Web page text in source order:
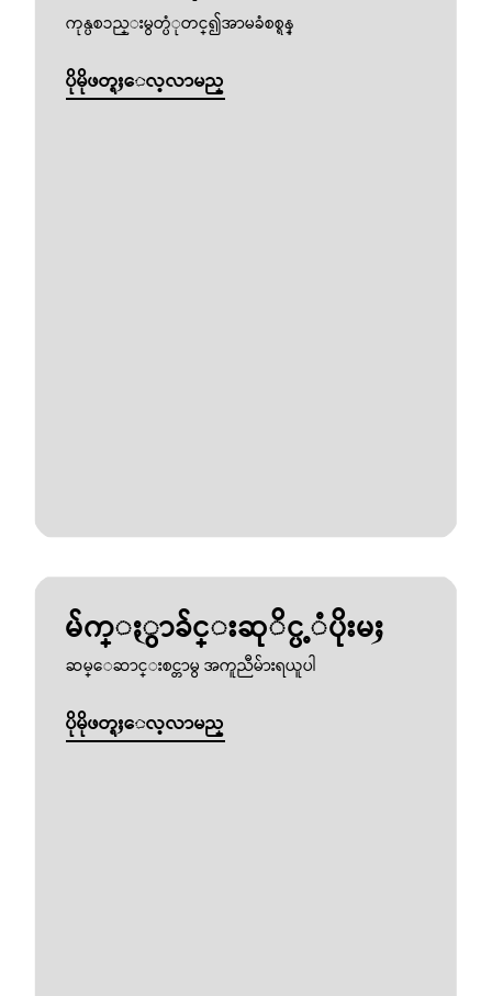
ကုန္ပစၥည္းမွတ္ပံုတင္၍အာမခံစစ္ရန္
ပိုမိုဖတ္ရႈေလ့လာမည္
မ်က္ႏွာခ်င္းဆုိင္ပ့ံပိုးမႈ
ဆမ္ေဆာင္းစင္တာမွ အကူညီမ်ားရယူပါ
ပိုမိုဖတ္ရႈေလ့လာမည္